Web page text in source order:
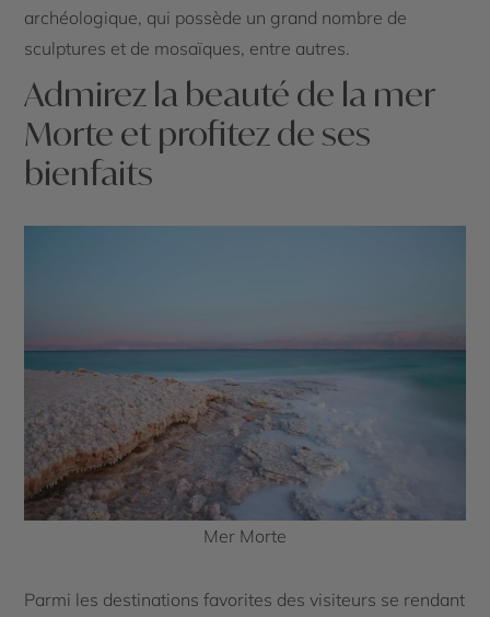
archéologique, qui possède un grand nombre de
sculptures et de mosaïques, entre autres.
Admirez la beauté de la mer
Morte et profitez de ses
bienfaits
Mer Morte
Parmi les destinations favorites des visiteurs se rendant